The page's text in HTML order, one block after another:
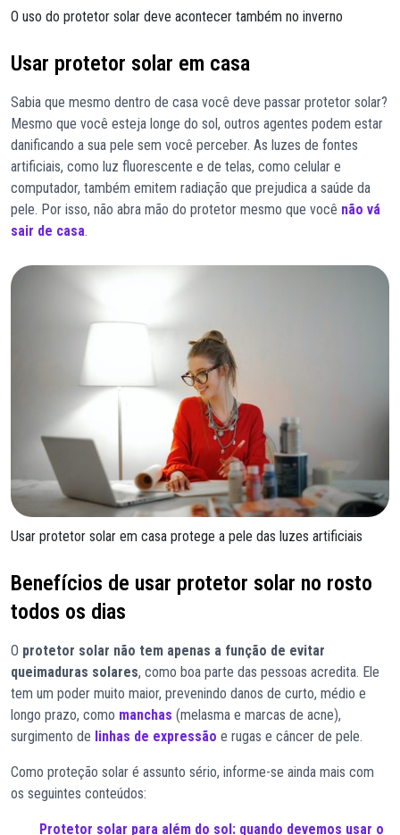
O uso do protetor solar deve acontecer também no inverno
Usar protetor solar em casa
Sabia que mesmo dentro de casa você deve passar protetor solar?
Mesmo que você esteja longe do sol, outros agentes podem estar
danificando a sua pele sem você perceber. As luzes de fontes
artificiais, como luz fluorescente e de telas, como celular e
computador, também emitem radiação que prejudica a saúde da
pele. Por isso, não abra mão do protetor mesmo que você não vá
sair de casa.
Usar protetor solar em casa protege a pele das luzes artificiais
Benefícios de usar protetor solar no rosto
todos os dias
O protetor solar não tem apenas a função de evitar
queimaduras solares, como boa parte das pessoas acredita. Ele
tem um poder muito maior, prevenindo danos de curto, médio e
longo prazo, como manchas (melasma e marcas de acne),
surgimento de linhas de expressão e rugas e câncer de pele.
Como proteção solar é assunto sério, informe-se ainda mais com
os seguintes conteúdos:
Protetor solar para além do sol: quando devemos usar o